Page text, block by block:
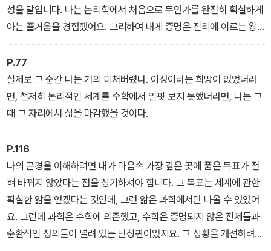
성을 말입니다. 나는 논리학에서 처음으로 무언가를 완전히 확실하게
아는 즐거움을 경험했어요. 그리하여 내게 증명은 진리에 이르는 왕
도가 되었습니다.
P.77
실제로 그 순간 나는 거의 미쳐버렸다. 이성이라는 희망이 없었더라
면, 철저히 논리적인 세계를 수학에서 얼핏 보지 못했더라면, 나는 그
때 그 자리에서 삶을 마감했을 것이다.
P.116
나의 곤경을 이해하려면 내가 마음속 가장 깊은 곳에 품은 목표가 전
혀 바뀌지 않았다는 점을 상기하셔야 합니다. 그 목표는 세계에 관한
확실한 앎을 얻겠다는 것인데, 그런 앎은 과학에서만 나올 수 있었어
요. 그런데 과학은 수학에 의존했고, 수학은 증명되지 않은 전제들과
순환적인 정의들이 널려 있는 난장판이었지요. 그 상황을 개선하려면